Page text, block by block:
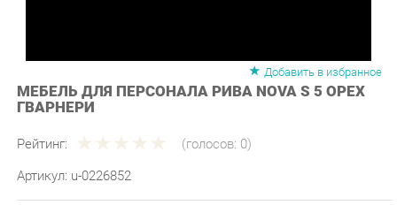
МЕБЕЛЬ ДЛЯ ПЕРСОНАЛА РИВА NOVA S 5 ОРЕХ
ГВАРНЕРИ
Артикул: u-0226852
Продавец: